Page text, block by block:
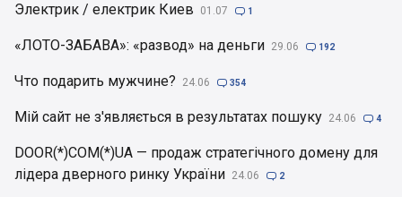
Электрик / електрик Киев 01.07  1
«ЛОТО-ЗАБАВА»: «развод» на деньги 29.06  192
Что подарить мужчине? 24.06  354
Мій сайт не з'являється в результатах пошуку 24.06  4
DOOR(*)COM(*)UA — продаж стратегічного домену для
лідера дверного ринку України 24.06  2